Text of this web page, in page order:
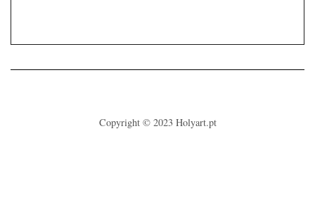
Copyright © 2023 Holyart.pt